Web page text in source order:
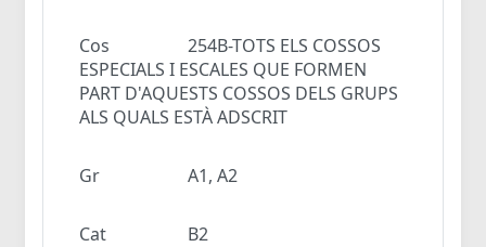
Cos
254B-TOTS ELS COSSOS
ESPECIALS I ESCALES QUE FORMEN
PART D'AQUESTS COSSOS DELS GRUPS
ALS QUALS ESTÀ ADSCRIT
Gr A1, A2
Cat B2